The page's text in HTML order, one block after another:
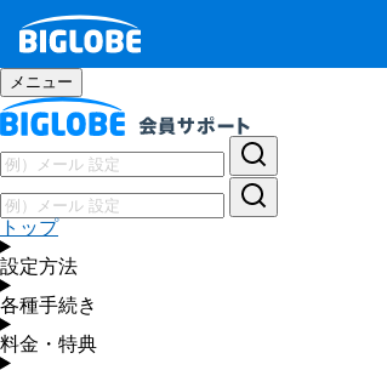
メニュー
トップ
設定方法
各種手続き
料金・特典